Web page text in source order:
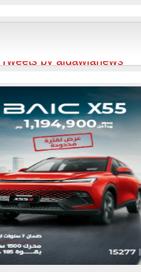
Tweets by aldawlanews